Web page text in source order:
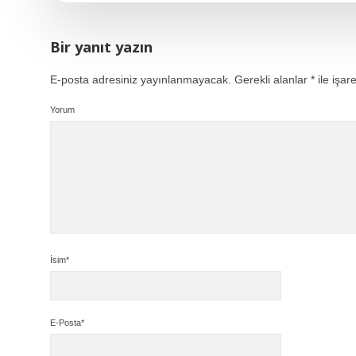
Bir yanıt yazın
E-posta adresiniz yayınlanmayacak. Gerekli alanlar * ile
Yorum
İsim*
E-Posta*